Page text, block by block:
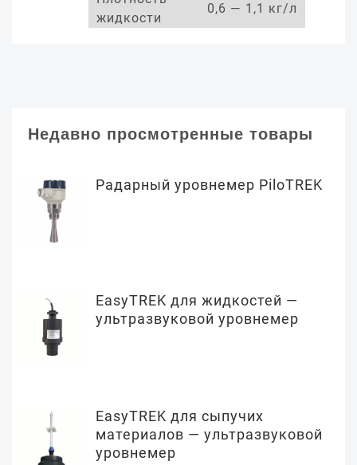
жидкости
0,6 — 1,1 кг/л
Недавно просмотренные товары
Радарный уровнемер PiloTREK
EasyTREK для жидкостей —
ультразвуковой уровнемер
EasyTREK для сыпучих
материалов — ультразвуковой
уровнемер